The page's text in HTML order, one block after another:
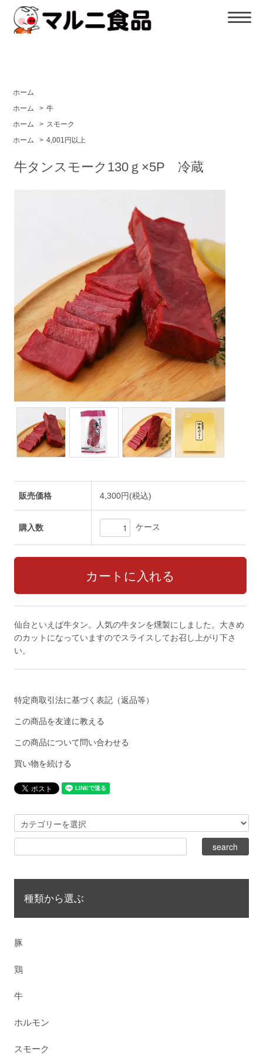
ホーム
ホーム
> 牛
ホーム
> スモーク
ホーム
> 4,001円以上
牛タンスモーク130ｇ×5P 冷蔵
販売価格 4,300円(税込)
購入数 ケース
仙台といえば牛タン。人気の牛タンを燻製にしました。大きめ
のカットになっていますのでスライスしてお召し上がり下さ
い。
特定商取引法に基づく表記（返品等）
この商品を友達に教える
この商品について問い合わせる
買い物を続ける
種類から選ぶ
豚
鶏
牛
ホルモン
スモーク